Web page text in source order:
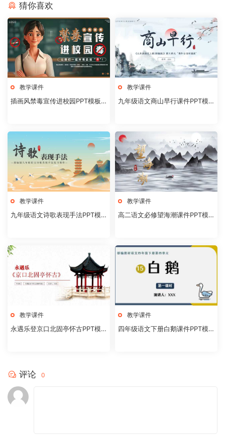
猜你喜欢
教学课件
插画风禁毒宣传进校园PPT模板2
教学课件
九年级语文商山早行课件PPT模
教学课件
九年级语文诗歌表现手法PPT模
教学课件
高二语文必修望海潮课件PPT模
教学课件
永遇乐登京口北固亭怀古PPT模
教学课件
四年级语文下册白鹅课件PPT模
评论 0